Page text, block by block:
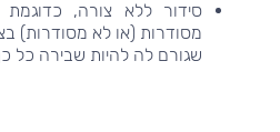
סידור ללא צורה, כדוגמת
מסודרות (או לא מסודרות)
שגורם לה להיות שבירה כל